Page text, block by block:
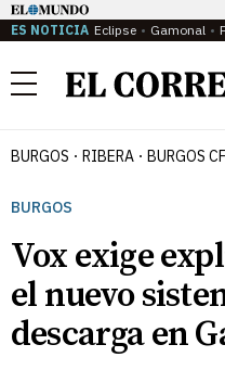
ES NOTICIA Eclipse Gamonal
Menú
BURGOS RIBERA BURGOS CF
BURGOS
Vox exige
el nuevo
descarga en